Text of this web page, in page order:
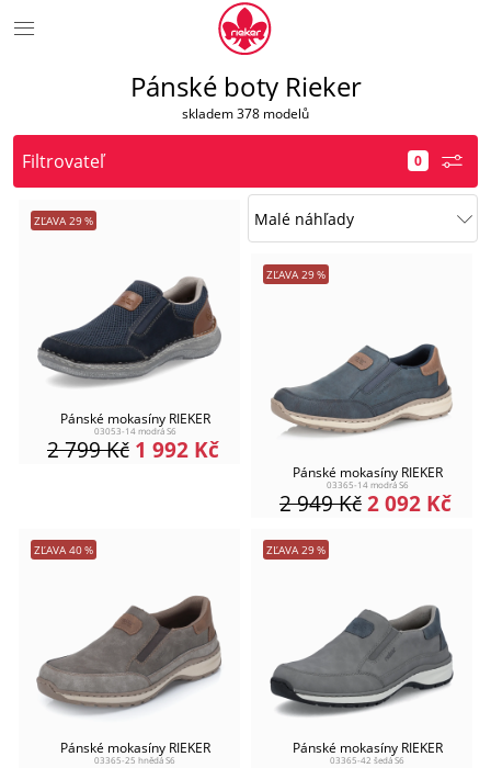
Pánské boty Rieker
skladem 378 modelů
Filtrovateľ
ZĽAVA 29%
Pánské mokasíny RIEKER
03053-14 modrá S6
1 992 Kč
2 799Kč
ZĽAVA 29%
Pánské mokasíny RIEKER
03365-14 modrá S6
2 092 Kč
2 949Kč
ZĽAVA 40%
Pánské mokasíny RIEKER
03365-25 hnědá S6
ZĽAVA 29%
Pánské mokasíny RIEKER
03365-42 šedá S6